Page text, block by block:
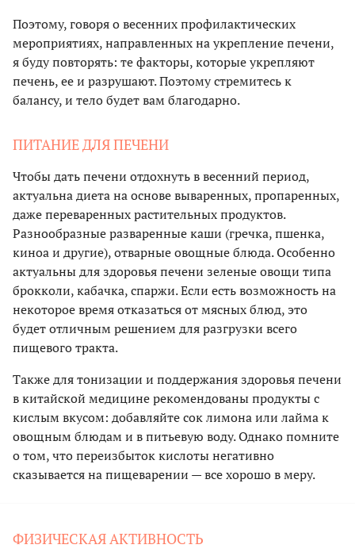
Поэтому, говоря о весенних профилактических
мероприятиях, направленных на укрепление печени,
я буду повторять: те факторы, которые укрепляют
печень, ее и разрушают. Поэтому стремитесь к
балансу, и тело будет вам благодарно.
ПИТАНИЕ ДЛЯ ПЕЧЕНИ
Чтобы дать печени отдохнуть в весенний период,
актуальна диета на основе вываренных, пропаренных,
даже переваренных растительных продуктов.
Разнообразные разваренные каши (гречка, пшенка,
киноа и другие), отварные овощные блюда. Особенно
актуальны для здоровья печени зеленые овощи типа
брокколи, кабачка, спаржи. Если есть возможность на
некоторое время отказаться от мясных блюд, это
будет отличным решением для разгрузки всего
пищевого тракта.
Также для тонизации и поддержания здоровья печени
в китайской медицине рекомендованы продукты с
кислым вкусом: добавляйте сок лимона или лайма к
овощным блюдам и в питьевую воду. Однако помните
о том, что переизбыток кислоты негативно
сказывается на пищеварении — все хорошо в меру.
ФИЗИЧЕСКАЯ АКТИВНОСТЬ